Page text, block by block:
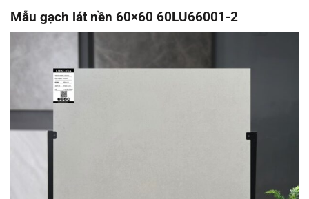
Mẫu gạch lát nền 60×60 60LU66001-2